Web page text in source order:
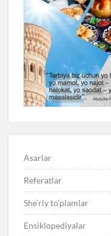
Asarlar
Referatlar
She’riy to’plamlar
Ensiklopediyalar